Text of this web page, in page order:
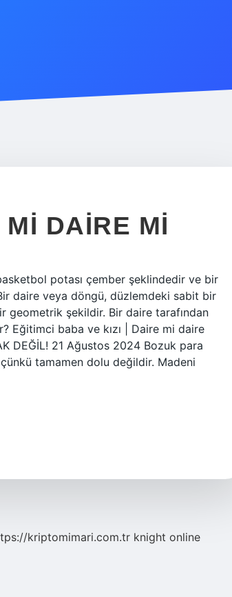
DAIRE MI
potası çember şeklindedir ve bir
daire veya döngü, düzlemdeki sabit bir
geometrik şekildir. Bir daire tarafından
Eğitimci baba ve kızı | Daire mi daire
DEĞİL! 21 Ağustos 2024 Bozuk para
tamamen dolu değildir. Madeni
kriptomimari.com.tr knight online